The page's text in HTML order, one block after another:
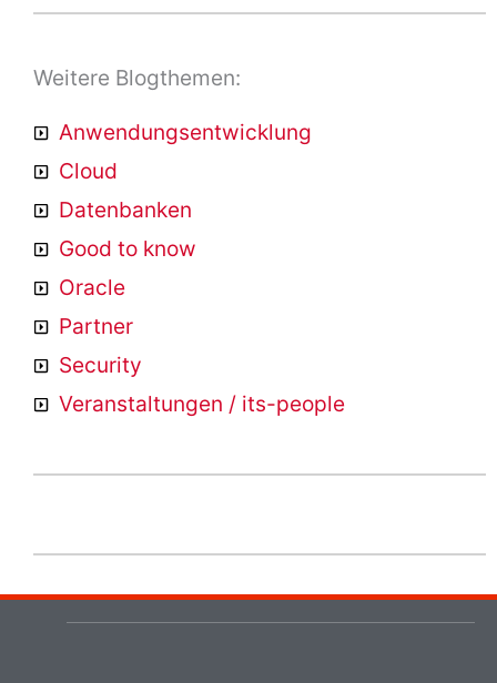
Weitere Blogthemen:
Anwendungsentwicklung
Cloud
Datenbanken
Good to know
Oracle
Partner
Security
Veranstaltungen / its-people